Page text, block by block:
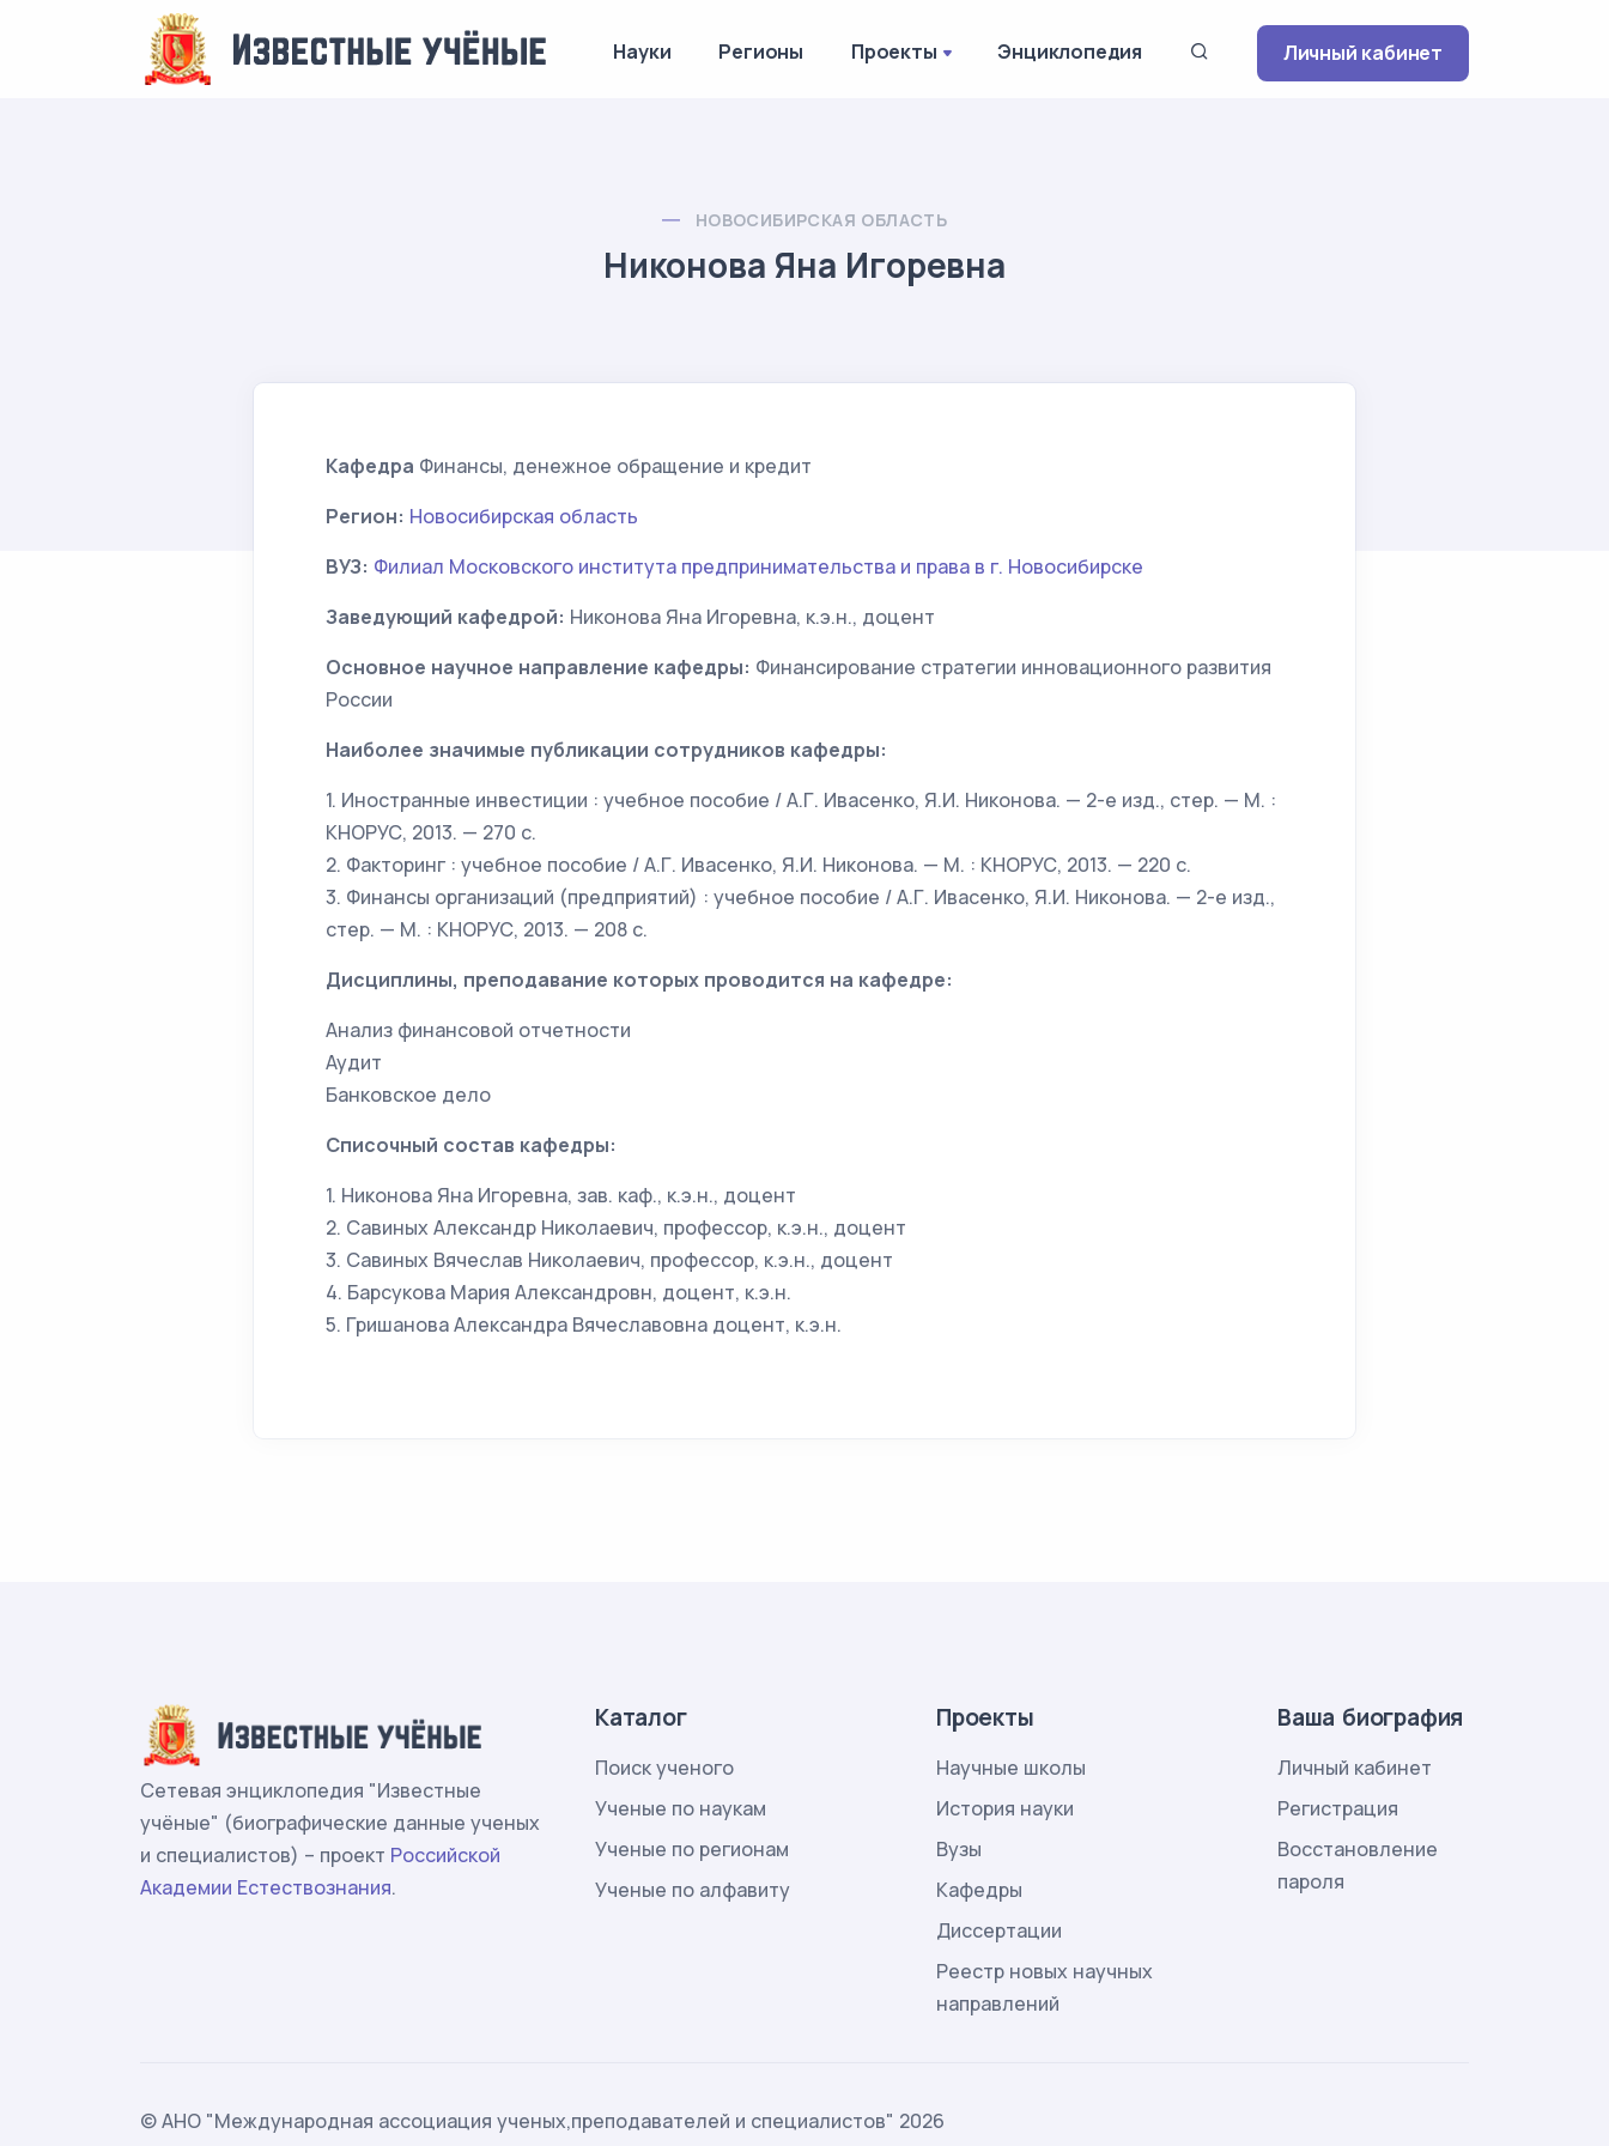
Науки Регионы Проекты Энциклопедия Личный кабинет
НОВОСИБИРСКАЯ ОБЛАСТЬ
Никонова Яна Игоревна
Кафедра Финансы, денежное обращение и кредит
Регион: Новосибирская область
ВУЗ: Филиал Московского института предпринимательства и права в г. Новосибирске
Заведующий кафедрой: Никонова Яна Игоревна, к.э.н., доцент
Основное научное направление кафедры: Финансирование стратегии инновационного развития
России
Наиболее значимые публикации сотрудников кафедры:
1. Иностранные инвестиции : учебное пособие / А.Г. Ивасенко, Я.И. Никонова. — 2-е изд., стер. — М. :
КНОРУС, 2013. — 270 с.
2. Факторинг : учебное пособие / А.Г. Ивасенко, Я.И. Никонова. — М. : КНОРУС, 2013. — 220 с.
3. Финансы организаций (предприятий) : учебное пособие / А.Г. Ивасенко, Я.И. Никонова. — 2-е изд.,
стер. — М. : КНОРУС, 2013. — 208 с.
Дисциплины, преподавание которых проводится на кафедре:
Анализ финансовой отчетности
Аудит
Банковское дело
Списочный состав кафедры:
1. Никонова Яна Игоревна, зав. каф., к.э.н., доцент
2. Савиных Александр Николаевич, профессор, к.э.н., доцент
3. Савиных Вячеслав Николаевич, профессор, к.э.н., доцент
4. Барсукова Мария Александровн, доцент, к.э.н.
5. Гришанова Александра Вячеславовна доцент, к.э.н.
Сетевая энциклопедия "Известные
учёные" (биографические данные ученых
и специалистов) – проект Российской
Академии Естествознания.
Каталог
Поиск ученого
Ученые по наукам
Ученые по регионам
Ученые по алфавиту
Проекты
Научные школы
История науки
Вузы
Кафедры
Диссертации
Реестр новых научных
направлений
Ваша биография
Личный кабинет
Регистрация
Восстановление
пароля
© АНО "Международная ассоциация ученых,преподавателей и специалистов" 2026